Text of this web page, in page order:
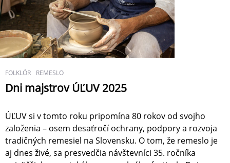
FOLKLÓR REMESLO
Dni majstrov ÚĽUV 2025
ÚĽUV si v tomto roku pripomína 80 rokov od svojho
založenia – osem desaťročí ochrany, podpory a rozvoja
tradičných remesiel na Slovensku. O tom, že remeslo je
aj dnes živé, sa presvedčia návštevníci 35. ročníka